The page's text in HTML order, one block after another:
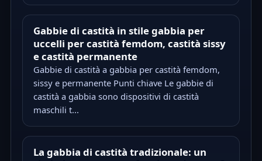
Gabbie di castità in stile gabbia per
uccelli per castità femdom, castità sissy
e castità permanente
Gabbie di castità a gabbia per castità femdom,
sissy e permanente Punti chiave Le gabbie di
castità a gabbia sono dispositivi di castità
maschili t...
La gabbia di castità tradizionale: un